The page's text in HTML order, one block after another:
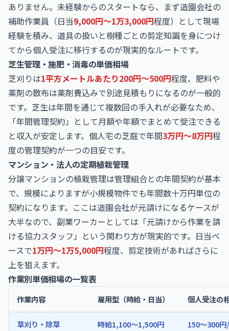
ありません。未経験からのスタートなら、まず造園会社の
補助作業員（日当9,000円〜1万3,000円程度）として現場
経験を積み、道具の扱いと樹種ごとの剪定知識を身につけ
てから個人受注に移行するのが現実的なルートです。
芝生管理・施肥・消毒の単価相場
芝刈りは1平方メートルあたり200円〜500円程度、肥料や
薬剤の散布は薬剤費込みで別途見積もりになるのが一般的
です。芝生は年間を通じて複数回の手入れが必要なため、
「年間管理契約」として月額や年額でまとめて受注できる
と収入が安定します。個人宅の芝庭で年間3万円〜8万円程
度の管理契約が一つの目安です。
マンション・法人の定期植栽管理
分譲マンションの植栽管理は管理組合との年間契約が基本
で、規模によりますが小規模物件でも年間数十万円単位の
契約になります。ここは造園会社が元請けになるケースが
大半なので、副業ワーカーとしては「元請けから作業を請
ける協力スタッフ」という関わり方が現実的です。日当ベ
ースで1万円〜1万5,000円程度、剪定技術があればさらに
上を狙えます。
作業別単価相場の一覧表
作業内容 雇用型（時給・日当） 個人受注の
草刈り・除草 時給1,100〜1,500円 150〜300